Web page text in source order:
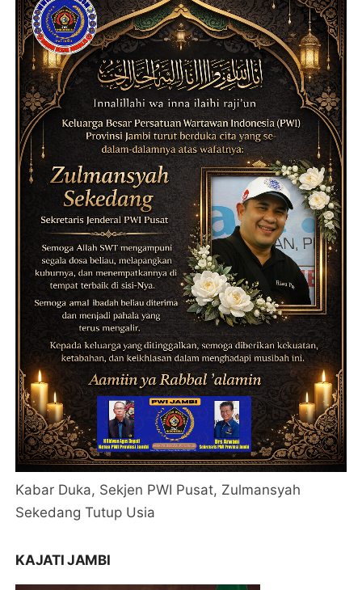
Kabar Duka, Sekjen PWI Pusat, Zulmansyah
Sekedang Tutup Usia
KAJATI JAMBI